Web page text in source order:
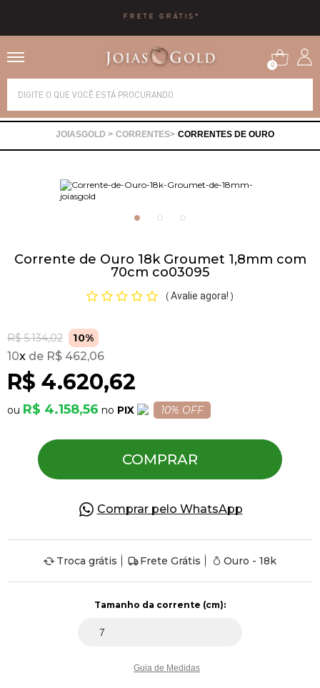
10X SEM JUROS
0
CORRENTES CORRENTES DE OURO
Corrente de Ouro 18k Groumet 1,8mm com
70cm co03095
( Avalie agora! )
R$ 5.134,02 10%
R$ 4.620,62
10x R$ 462,06
R$ 4.158,56 PIX 10% OFF
COMPRAR
Comprar pelo WhatsApp
Troca grátis Frete Grátis Ouro - 18k
Tamanho da corrente (cm):
Guia de Medidas
Alianças
Brincos
Pulseiras
Piercing
Pedras Preciosas